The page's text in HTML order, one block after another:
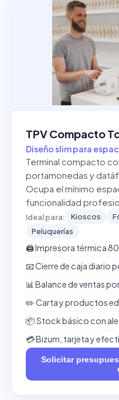
TPV Compacto
Diseño slim para
Terminal compacto
portamonedas y
Ocupa el mínimo
funcionalidad
Ideal para: Kioscos
Peluquerías
🖨️ Impresora térmica
📧 Cierre de caja diario
📊 Balance de ventas
✏️ Carta y productos
📦 Stock básico con
💳 Bizum, tarjeta y
Solicitar